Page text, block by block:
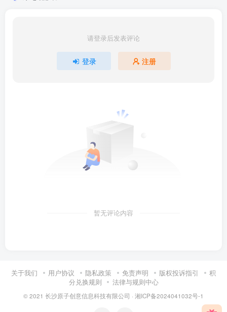
请登录后发表评论
登录 注册
暂无评论内容
关于我们 用户协议 隐私政策 免责声明 版权投诉指引
积
分兑换规则
法律与规则中心
© 2021 长沙原子创意信息科技有限公司 · 湘ICP备2024041032号-1